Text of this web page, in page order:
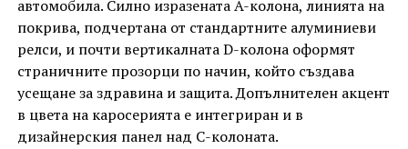
автомобила. Силно изразената A-колона, линията на
покрива, подчертана от стандартните алуминиеви
релси, и почти вертикалната D-колона оформят
страничните прозорци по начин, който създава
усещане за здравина и защита. Допълнителен акцент
в цвета на каросерията е интегриран и в
дизайнерския панел над C-колоната.